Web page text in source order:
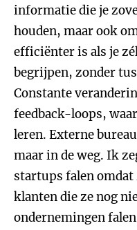
informatie die je
houden, maar ook
efficiënter is als je
begrijpen, zonder
Constante
feedback-loops,
leren. Externe
maar in de weg. Ik
startups falen
klanten die ze nog
ondernemingen